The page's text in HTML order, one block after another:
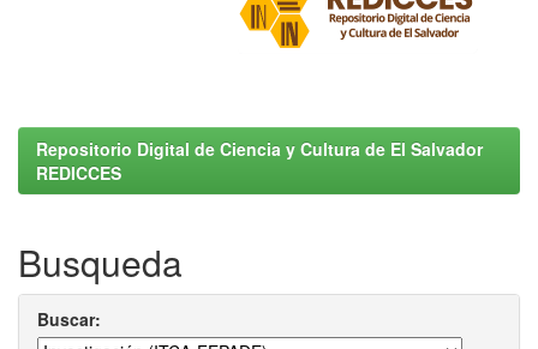
Repositorio Digital de Ciencia y Cultura de El Salvador
REDICCES
Busqueda
Buscar: